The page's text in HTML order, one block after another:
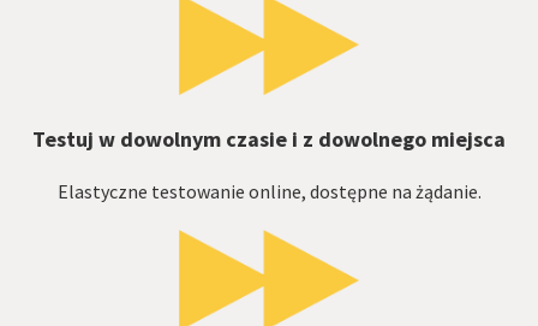
Testuj w dowolnym czasie i z dowolnego miejsca
Elastyczne testowanie online, dostępne na żądanie.